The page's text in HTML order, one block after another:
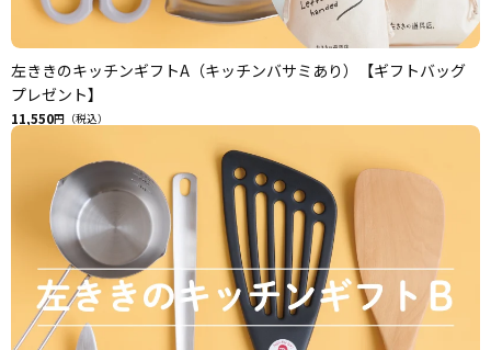
左ききのキッチンギフトA（キッチンバサミあり）【ギフトバッグ
プレゼント】
11,550円（税込）